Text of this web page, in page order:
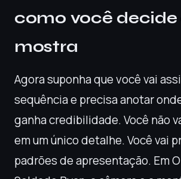
como você decide
mostra
Agora suponha que você vai
sequência e precisa anotar
ganha credibilidade. Você não
em um único detalhe. Você vai
padrões de apresentação. Em